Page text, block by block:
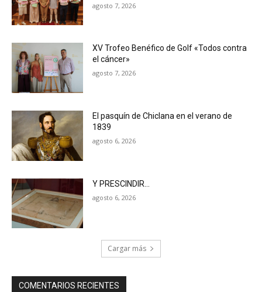
agosto 7, 2026
XV Trofeo Benéfico de Golf «Todos contra
el cáncer»
agosto 7, 2026
El pasquín de Chiclana en el verano de
1839
agosto 6, 2026
Y PRESCINDIR…
agosto 6, 2026
Cargar más
COMENTARIOS RECIENTES